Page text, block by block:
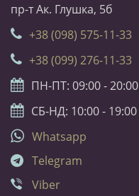
пр-т Ак. Глушка, 5б
+38 (098) 575-11-33
+38 (099) 276-11-33
ПН-ПТ: 09:00 - 20:00
СБ-НД: 10:00 - 19:00
Whatsapp
Telegram
Viber